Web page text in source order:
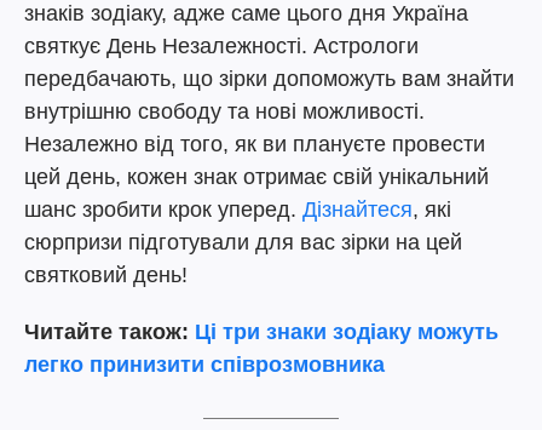
знаків зодіаку, адже саме цього дня Україна
святкує День Незалежності. Астрологи
передбачають, що зірки допоможуть вам знайти
внутрішню свободу та нові можливості.
Незалежно від того, як ви плануєте провести
цей день, кожен знак отримає свій унікальний
шанс зробити крок уперед. Дізнайтеся, які
сюрпризи підготували для вас зірки на цей
святковий день!
Читайте також: Ці три знаки зодіаку можуть
легко принизити співрозмовника